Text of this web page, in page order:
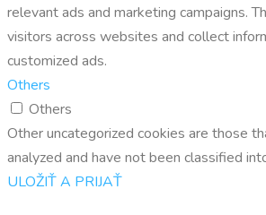
relevant ads and marketing campaigns.
visitors across websites and collect
customized ads.
Others
Others
Other uncategorized cookies are those
analyzed and have not been classified
ULOŽIŤ A PRIJAŤ